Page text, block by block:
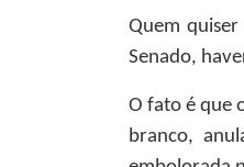
Quem
Senado,
O fato é que
branco,